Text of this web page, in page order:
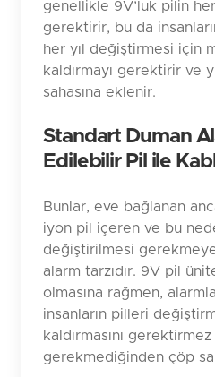
genellikle 9V’luk pilin
gerektirir, bu da
her yıl değiştirmesi için
kaldırmayı gerektirir ve
sahasına eklenir.
Standart Duman
Edilebilir Pil ile
Bunlar, eve bağlanan
iyon pil içeren ve bu
değiştirilmesi
alarm tarzıdır. 9V pil
olmasına rağmen,
insanların pilleri
kaldırmasını gerektirmez
gerekmediğinden çöp